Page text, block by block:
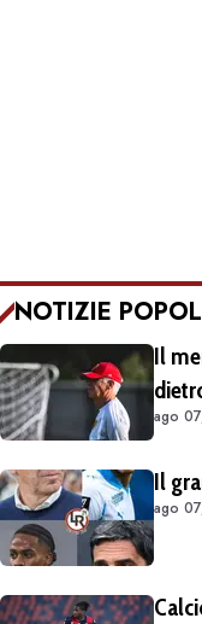
NOTIZIE
Il
è
ago
Il
ago